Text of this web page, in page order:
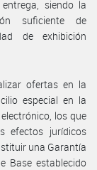
siendo la
suficiente de
de exhibición
ofertas en la
especial en la
los que
efectos jurídicos
una Garantía
Base establecido